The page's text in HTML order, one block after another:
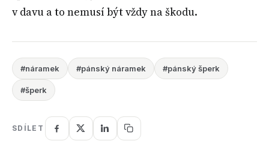
v davu a to nemusí být vždy na škodu.
#náramek #pánský náramek #pánský šperk
#šperk
SDÍLET